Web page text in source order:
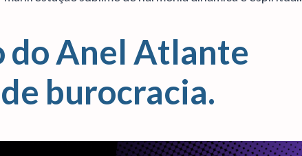
do Anel Atlante
burocracia.